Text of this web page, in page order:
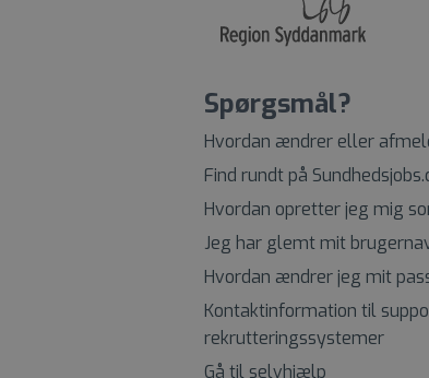
Spørgsmål?
Hvordan ændrer eller
Find rundt på
Hvordan opretter jeg mig
Jeg har glemt mit
Hvordan ændrer jeg mit
Kontaktinformation til
rekrutteringssystemer
Gå til selvhjælp